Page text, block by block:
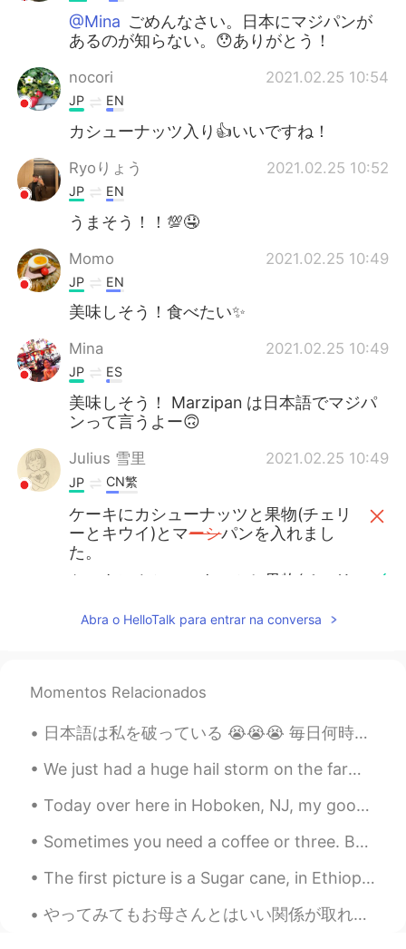
@Mina ごめんなさい。日本にマジパンが
あるのが知らない。😯ありがとう！
nocori 2021.02.25 10:54
JP EN
カシューナッツ入り👍いいですね！
Ryoりょう 2021.02.25 10:52
JP EN
うまそう！！💯🤤
Momo 2021.02.25 10:49
JP EN
美味しそう！食べたい✨
Mina 2021.02.25 10:49
JP ES
美味しそう！ Marzipan は日本語でマジパ
ンって言うよー🙃
Julius 雪里 2021.02.25 10:49
JP CN繁
ケーキにカシューナッツと果物(チェリ
ーとキウイ)とマーシパンを入れまし
た。
ケーキにカシューナッツと果物(チェリ
とってもおいしそうです😋 職場の人達がう
JP EN
Danielさんのケーキはいつも美味しそうで
Abra o HelloTalk para entrar na conversa
Momentos Relacionados
日本語は私を破っている 😭😭😭 毎日何時間も勉強します。 まだ翻訳アプリに依存する必要があります。 言語を学ぶために懸命に働き、他の人と話すことができないことは難しい。日本に2ヶ月ました。孤独を...
We just had a huge hail storm on the farm. The biggest hail stone I measured was 82mm long! It wa...
Today over here in Hoboken, NJ, my good friend and I participated in a obstacle course race. You ...
Sometimes you need a coffee or three. Bean Brothers in Gangnam has a menu of four craft coffees. ...
The first picture is a Sugar cane, in Ethiopia it’s called “Shenikora” it was so difficult to cut...
やってみてもお母さんとはいい関係が取れない 私は何年もの間この問題に苦しんでいます。多くの人が、母親は娘の親友であるべきだと言っています。しかし、これは私の場合ではありません 私が子供の頃から彼...